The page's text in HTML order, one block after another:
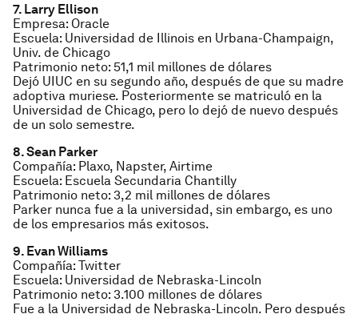
7. Larry Ellison
Empresa: Oracle
Escuela: Universidad de Illinois en Urbana-Champaign,
Univ. de Chicago
Patrimonio neto: 51,1 mil millones de dólares
Dejó UIUC en su segundo año, después de que su madre
adoptiva muriese. Posteriormente se matriculó en la
Universidad de Chicago, pero lo dejó de nuevo después
de un solo semestre.
8. Sean Parker
Compañía: Plaxo, Napster, Airtime
Escuela: Escuela Secundaria Chantilly
Patrimonio neto: 3,2 mil millones de dólares
Parker nunca fue a la universidad, sin embargo, es uno
de los empresarios más exitosos.
9. Evan Williams
Compañía: Twitter
Escuela: Universidad de Nebraska-Lincoln
Patrimonio neto: 3.100 millones de dólares
Fue a la Universidad de Nebraska-Lincoln. Pero después